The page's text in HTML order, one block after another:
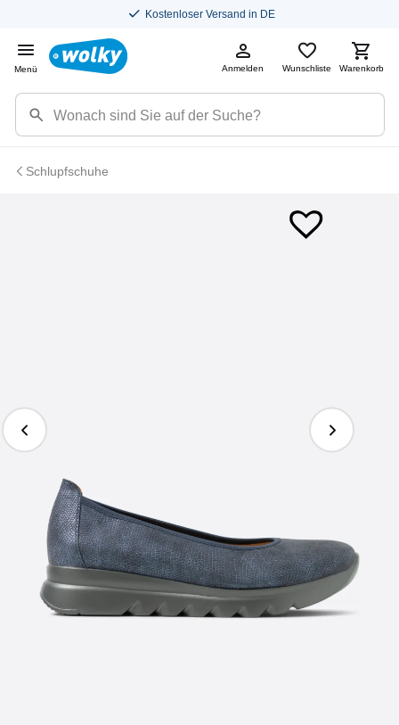
Kostenloser Versand in DE
Menü Anmelden Wunschliste Warenkorb
Schlupfschuhe